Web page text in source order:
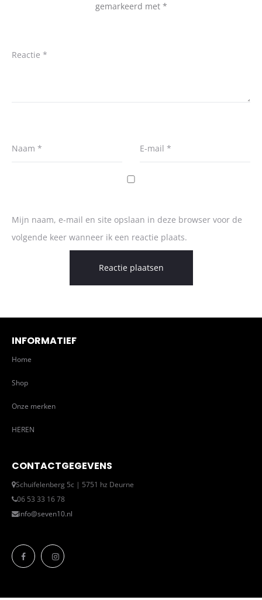
gemarkeerd met *
Reactie *
Naam * E-mail *
Mijn naam, e-mail en site opslaan in deze browser voor de
volgende keer wanneer ik een reactie plaats.
INFORMATIEF
Home
Shop
Onze merken
HEREN
CONTACTGEGEVENS
Schuifelenberg 5c | 5751 hz Deurne
06 53 33 16 78
info@seven10.nl